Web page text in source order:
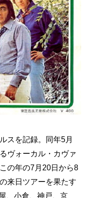
スを記録。同年5月
ヴォーカル・カヴァ
の年の7月20日から8
来日ツアーを果たす
、小倉、神戸、京